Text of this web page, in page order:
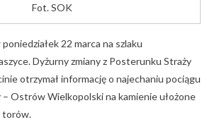
Fot. SOK
22 marca na szlaku
Dyżurny zmiany z Posterunku Straży
otrzymał informację o najechaniu pociągu
– Ostrów Wielkopolski na kamienie ułożone
torów.